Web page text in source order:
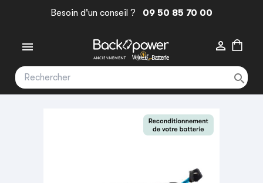
Besoin d'un conseil ? 09 50 85 70 00
 
